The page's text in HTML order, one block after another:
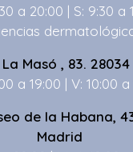
a 20:00 | S: 9:30 a
Masó , 83.
a 19:00 | V: 10:00 a
de la Habana,
Madrid